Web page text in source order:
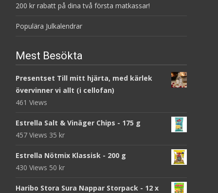
200 kr rabatt på dina två första matkassar!
Populära Julkalendrar
Mest Besökta
Presentset Till mitt hjärta, med kärlek
övervinner vi allt (i cellofan)
461 Views
Estrella Salt & Vinäger Chips - 175 g
457 Views 35 kr
Estrella Nötmix Klassisk - 200 g
430 Views 50 kr
Haribo Stora Sura Nappar Storpack - 12 x